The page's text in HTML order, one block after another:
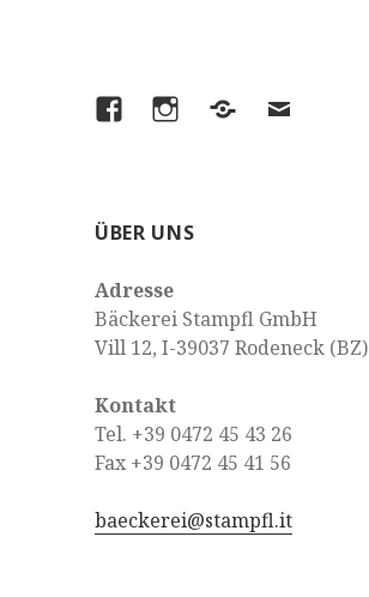
FacebookInstagramLooptown
Email
ÜBER UNS
Adresse
Bäckerei Stampfl GmbH
Vill 12, I-39037 Rodeneck (BZ)
Kontakt
Tel. +39 0472 45 43 26
Fax +39 0472 45 41 56
baeckerei@stampfl.it